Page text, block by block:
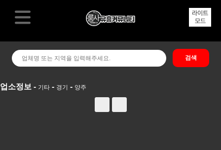
라이트
모드
업소정보 - 기타 - 경기 - 양주